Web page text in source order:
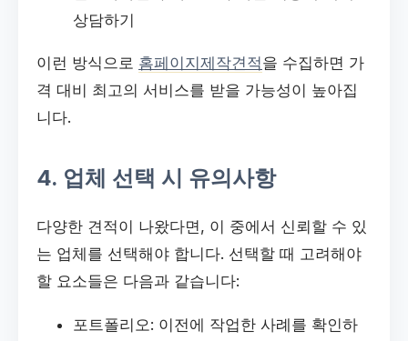
상담하기
이런 방식으로 홈페이지제작견적을 수집하면 가
격 대비 최고의 서비스를 받을 가능성이 높아집
니다.
4. 업체 선택 시 유의사항
다양한 견적이 나왔다면, 이 중에서 신뢰할 수 있
는 업체를 선택해야 합니다. 선택할 때 고려해야
할 요소들은 다음과 같습니다:
포트폴리오: 이전에 작업한 사례를 확인하